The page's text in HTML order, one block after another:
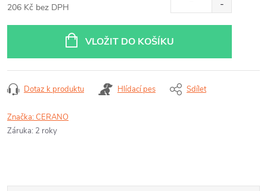
206 Kč bez DPH
VLOŽIT DO KOŠÍKU
Dotaz k produktu Hlídací pes Sdílet
Značka:CERANO
Záruka: 2 roky